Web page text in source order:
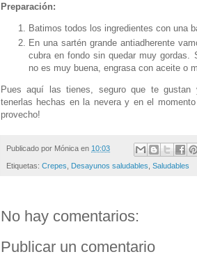
Preparación:
Batimos todos los ingredientes con una
En una sartén grande antiadherente
cubra en fondo sin quedar muy gordas.
no es muy buena, engrasa con aceite o
Pues aquí las tienes, seguro que te
tenerlas hechas en la nevera y en el
provecho!
Publicado por Mónica en 10:03
Etiquetas: Crepes Desayunos saludables Saludables
No hay comentarios:
Publicar un comentario